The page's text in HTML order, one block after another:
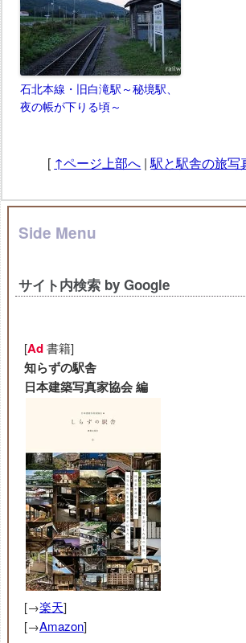
石北本線・旧白滝駅～秘境駅、
夜の帳が下りる頃～
[ ↑ページ上部へ |駅と駅舎の旅写
Side Menu
サイト内検索 by Google
[Ad書籍]
知らずの駅舎
日本建築写真家協会 編
[→楽天]
[→Amazon]